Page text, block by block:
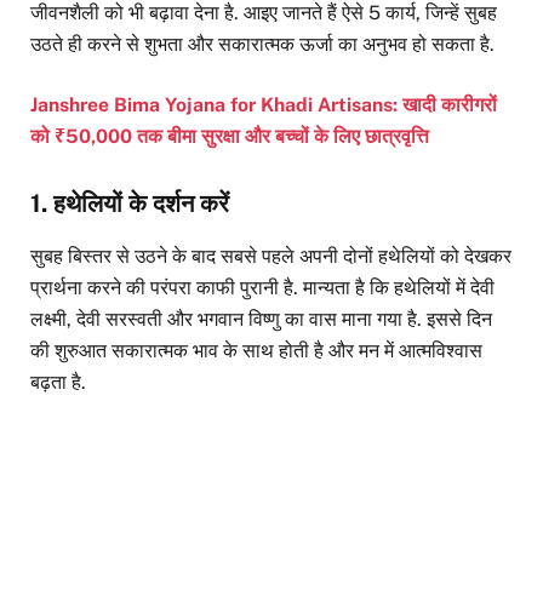
जीवनशैली को भी बढ़ावा देना है. आइए जानते हैं ऐसे 5 कार्य, जिन्हें सुबह
उठते ही करने से शुभता और सकारात्मक ऊर्जा का अनुभव हो सकता है.
Janshree Bima Yojana for Khadi Artisans: खादी कारीगरों
को ₹50,000 तक बीमा सुरक्षा और बच्चों के लिए छात्रवृत्ति
1. हथेलियों के दर्शन करें
सुबह बिस्तर से उठने के बाद सबसे पहले अपनी दोनों हथेलियों को देखकर
प्रार्थना करने की परंपरा काफी पुरानी है. मान्यता है कि हथेलियों में देवी
लक्ष्मी, देवी सरस्वती और भगवान विष्णु का वास माना गया है. इससे दिन
की शुरुआत सकारात्मक भाव के साथ होती है और मन में आत्मविश्वास
बढ़ता है.